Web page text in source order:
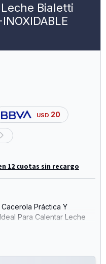
Bialetti
USD 20
12 cuotas sin recargo
Práctica Y
Para Calentar Leche